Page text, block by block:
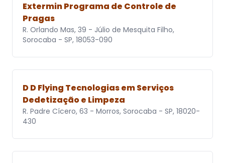
Extermin Programa de Controle de
Pragas
R. Orlando Mas, 39 - Júlio de Mesquita Filho,
Sorocaba - SP, 18053-090
D D Flying Tecnologias em Serviços
Dedetização e Limpeza
R. Padre Cícero, 63 - Morros, Sorocaba - SP, 18020-
430